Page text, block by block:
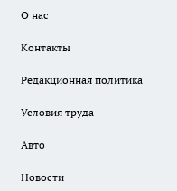
О нас
Контакты
Редакционная политика
Условия труда
Авто
Новости